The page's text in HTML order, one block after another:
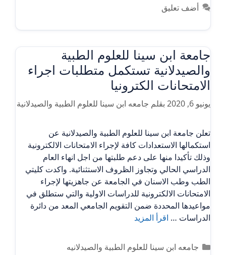
أضف تعليق
جامعة ابن سينا للعلوم الطبية
والصيدلانية تستكمل متطلبات اجراء
الامتحانات الكترونيا
يونيو 6, 2020 بقلم جامعه ابن سينا للعلوم الطبية والصيدلانية
تعلن جامعة ابن سينا للعلوم الطبية والصيدلانية عن
استكمالها الاستعدادات كافة لإجراء الامتحانات الالكترونية
وذلك تأكيدا منها على دعم طلبتها من اجل انهاء العام
الدراسي الحالي وتجاوز الظروف الاستثنائية. واكدت كليتي
الطب وطب الاسنان في الجامعة عن جاهزيتها لإجراء
الامتحانات الالكترونية للدراسات الاولية والتي ستطلق في
مواعيدها المحددة ضمن التقويم الجامعي المعد من دائرة
الدراسات … اقرأ المزيد
التصنيفات
جامعه ابن سينا للعلوم الطبية والصيدلانيه